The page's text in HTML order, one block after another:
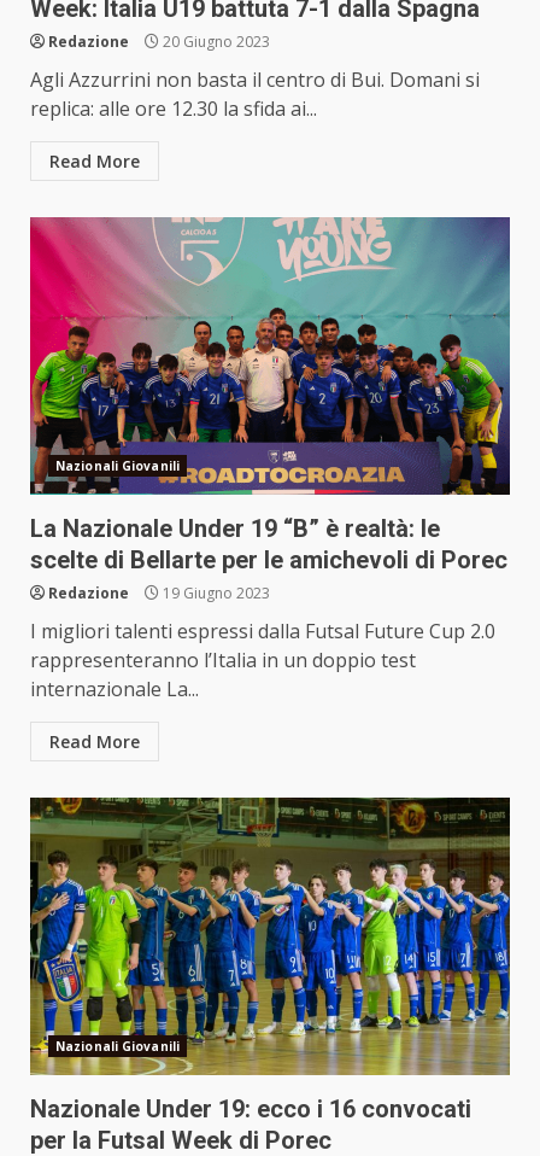
Week: Italia U19 battuta 7-1 dalla Spagna
Redazione 20 Giugno 2023
Agli Azzurrini non basta il centro di Bui. Domani si
replica: alle ore 12.30 la sfida ai...
Read More
Nazionali Giovanili
La Nazionale Under 19 “B” è realtà: le
scelte di Bellarte per le amichevoli di Porec
Redazione 19 Giugno 2023
I migliori talenti espressi dalla Futsal Future Cup 2.0
rappresenteranno l’Italia in un doppio test
internazionale La...
Read More
Nazionali Giovanili
Nazionale Under 19: ecco i 16 convocati
per la Futsal Week di Porec